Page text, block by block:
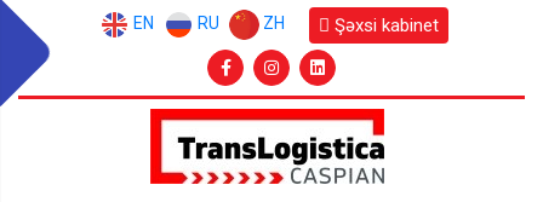
EN RU ZH Şəxsi kabinet